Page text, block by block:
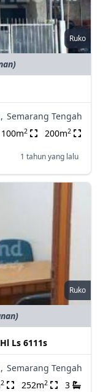
Ruko
Semarang Tengah
100m2 200m2
1 tahun yang lalu
Ruko
Ls 6111s
Semarang Tengah
2 252m2 3